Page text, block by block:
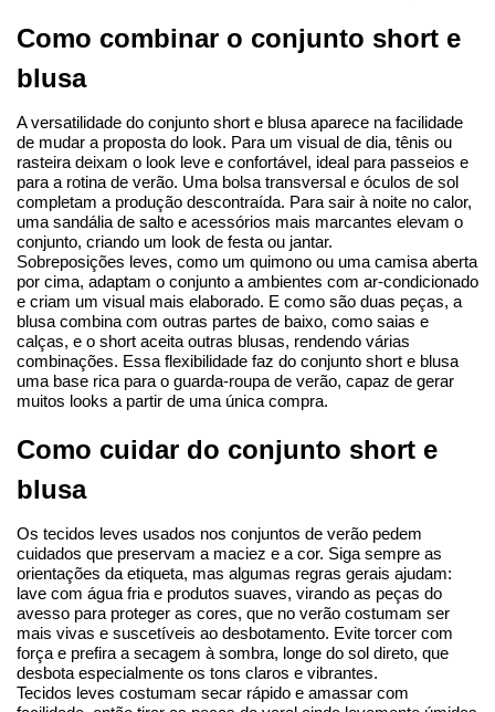
Como combinar o conjunto short e
blusa
A versatilidade do conjunto short e blusa aparece na facilidade
de mudar a proposta do look. Para um visual de dia, tênis ou
rasteira deixam o look leve e confortável, ideal para passeios e
para a rotina de verão. Uma bolsa transversal e óculos de sol
completam a produção descontraída. Para sair à noite no calor,
uma sandália de salto e acessórios mais marcantes elevam o
conjunto, criando um look de festa ou jantar.
Sobreposições leves, como um quimono ou uma camisa aberta
por cima, adaptam o conjunto a ambientes com ar-condicionado
e criam um visual mais elaborado. E como são duas peças, a
blusa combina com outras partes de baixo, como saias e
calças, e o short aceita outras blusas, rendendo várias
combinações. Essa flexibilidade faz do conjunto short e blusa
uma base rica para o guarda-roupa de verão, capaz de gerar
muitos looks a partir de uma única compra.
Como cuidar do conjunto short e
blusa
Os tecidos leves usados nos conjuntos de verão pedem
cuidados que preservam a maciez e a cor. Siga sempre as
orientações da etiqueta, mas algumas regras gerais ajudam:
lave com água fria e produtos suaves, virando as peças do
avesso para proteger as cores, que no verão costumam ser
mais vivas e suscetíveis ao desbotamento. Evite torcer com
força e prefira a secagem à sombra, longe do sol direto, que
desbota especialmente os tons claros e vibrantes.
Tecidos leves costumam secar rápido e amassar com